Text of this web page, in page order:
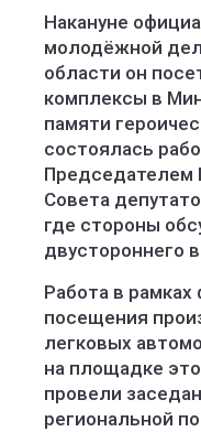
Накануне
молодёжной
области он
комплексы в
памяти
состоялась
Председателем
Совета
где стороны
двустороннего
Работа в рамках
посещения
легковых
на площадке
провели
региональной